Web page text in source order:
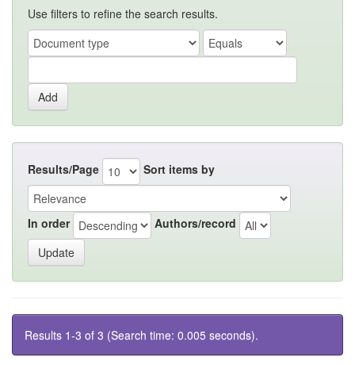
Use filters to refine the search results.
Results/Page Sort items by
In order Authors/record
Results 1-3 of 3 (Search time: 0.005 seconds).